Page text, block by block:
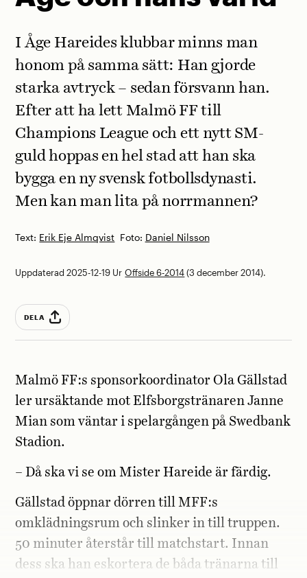
Text: Erik Eje Almqvist Foto: Daniel Nilsson
I Åge Hareides klubbar minns man
honom på samma sätt: Han gjorde
starka avtryck – sedan försvann han.
Efter att ha lett Malmö FF till
Champions League och ett nytt SM-
guld hoppas en hel stad att han ska
bygga en ny svensk fotbollsdynasti.
Men kan man lita på norrmannen?
Uppdaterad 2025-12-19 UrOffside 6-2014(3 december 2014).
DELA
Malmö FF:s sponsorkoordinator Ola Gällstad
ler ursäktande mot Elfsborgstränaren Janne
Mian som väntar i spelargången på Swedbank
Stadion.
– Då ska vi se om Mister Hareide är färdig.
Gällstad öppnar dörren till MFF:s
omklädningsrum och slinker in till truppen.
50 minuter återstår till matchstart. Innan
dess ska han eskortera de båda tränarna till